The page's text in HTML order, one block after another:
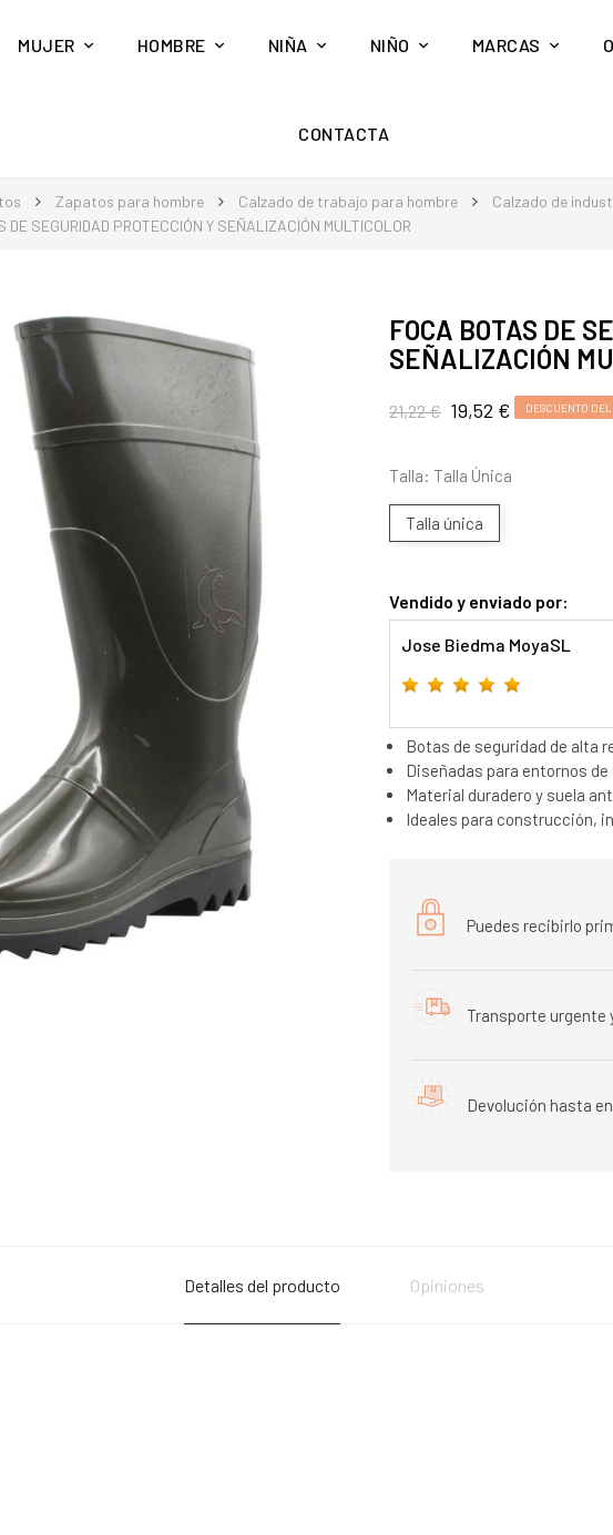
MUJER HOMBRE NIÑA NIÑO MARCAS
CONTACTA
Zapatos para hombre Calzado de trabajo para hombre Calzado de
DE SEGURIDAD PROTECCIÓN Y SEÑALIZACIÓN MULTICOLOR
FOCA BOTAS DE
SEÑALIZACIÓN
21,22 € 19,52 € DESCUENTO
Talla: Talla Única
Talla única
Vendido y enviado por:
Jose Biedma MoyaSL
Botas de seguridad de alta
Diseñadas para entornos
Material duradero y suela
Ideales para construcción,
Puedes recibirlo
Transporte urgente
Devolución hasta
Detalles del producto Opiniones